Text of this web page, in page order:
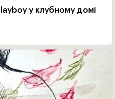
у клубному домі